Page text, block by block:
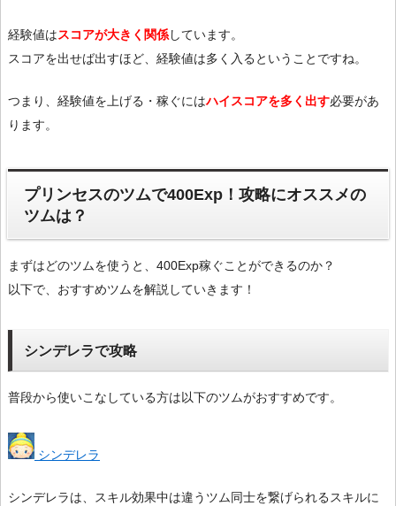
経験値はスコアが大きく関係しています。
スコアを出せば出すほど、経験値は多く入るということですね。
つまり、経験値を上げる・稼ぐにはハイスコアを多く出す必要があ
ります。
プリンセスのツムで400Exp！攻略にオススメの
ツムは？
まずはどのツムを使うと、400Exp稼ぐことができるのか？
以下で、おすすめツムを解説していきます！
シンデレラで攻略
普段から使いこなしている方は以下のツムがおすすめです。
シンデレラ
シンデレラは、スキル効果中は違うツム同士を繋げられるスキルに